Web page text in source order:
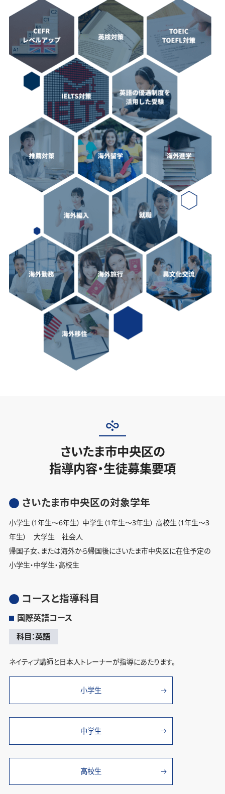
さいたま市中央区の
指導内容・生徒募集要項
さいたま市中央区の対象学年
小学生（1年生〜6年生） 中学生（1年生〜3年生） 高校生（1年生〜3
年生） 大学生 社会人
帰国子女、または海外から帰国後にさいたま市中央区に在住予定の
小学生・中学生・高校生
コースと指導科目
国際英語コース
科目：英語
ネイティブ講師と日本人トレーナーが指導にあたります。
小学生
中学生
高校生